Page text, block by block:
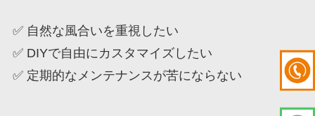
✅ 自然な風合いを重視したい
✅ DIYで自由にカスタマイズしたい
✅ 定期的なメンテナンスが苦にならない